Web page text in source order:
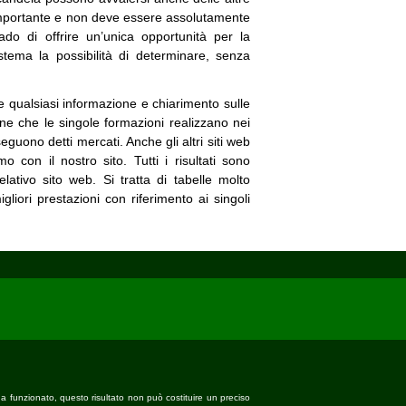
e non deve essere assolutamente
di offrire un’unica opportunità per la
la possibilità di determinare, senza
informazione e chiarimento sulle
che le singole formazioni realizzano nei
detti mercati. Anche gli altri siti web
con il nostro sito. Tutti i risultati sono
sito web. Si tratta di tabelle molto
prestazioni con riferimento ai singoli
funzionato, questo risultato non può costituire un preciso